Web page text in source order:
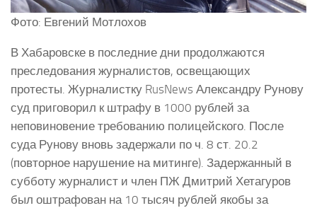
Фото: Евгений Мотлохов
В Хабаровске в последние дни продолжаются
преследования журналистов, освещающих
протесты. Журналистку RusNews Александру Рунову
суд приговорил к штрафу в 1000 рублей за
неповиновение требованию полицейского. После
суда Рунову вновь задержали по ч. 8 ст. 20.2
(повторное нарушение на митинге). Задержанный в
субботу журналист и член ПЖ Дмитрий Хетагуров
был оштрафован на 10 тысяч рублей якобы за